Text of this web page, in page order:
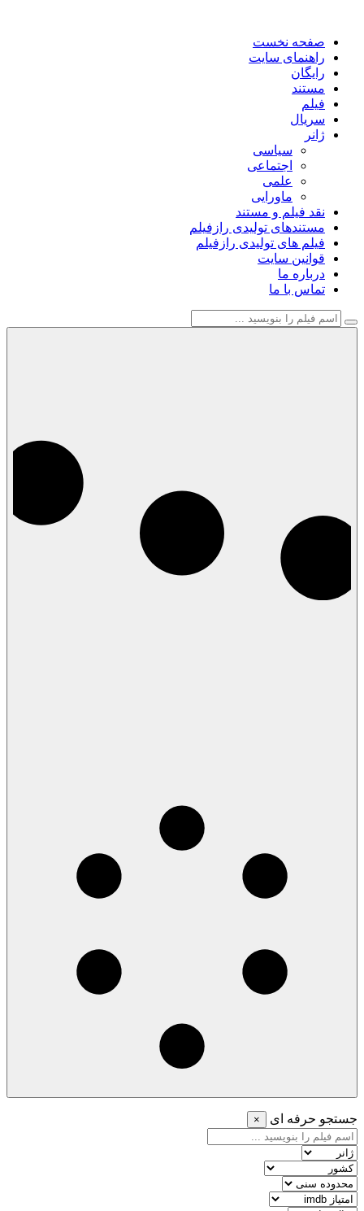
صفحه نخست
راهنمای سایت
رایگان
مستند
فیلم
سریال
ژانر
سیاسی
اجتماعی
علمی
ماورایی
نقد فیلم و مستند
مستندهای تولیدی رازفیلم
فیلم های تولیدی رازفیلم
قوانین سایت
درباره ما
تماس با ما
جستجو حرفه ای ×